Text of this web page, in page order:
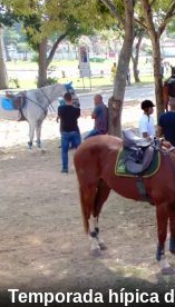
Temporada hípica